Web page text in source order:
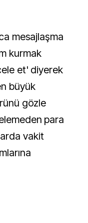
mesajlaşma
kurmak
et' diyerek
büyük
gözle
para
vakit